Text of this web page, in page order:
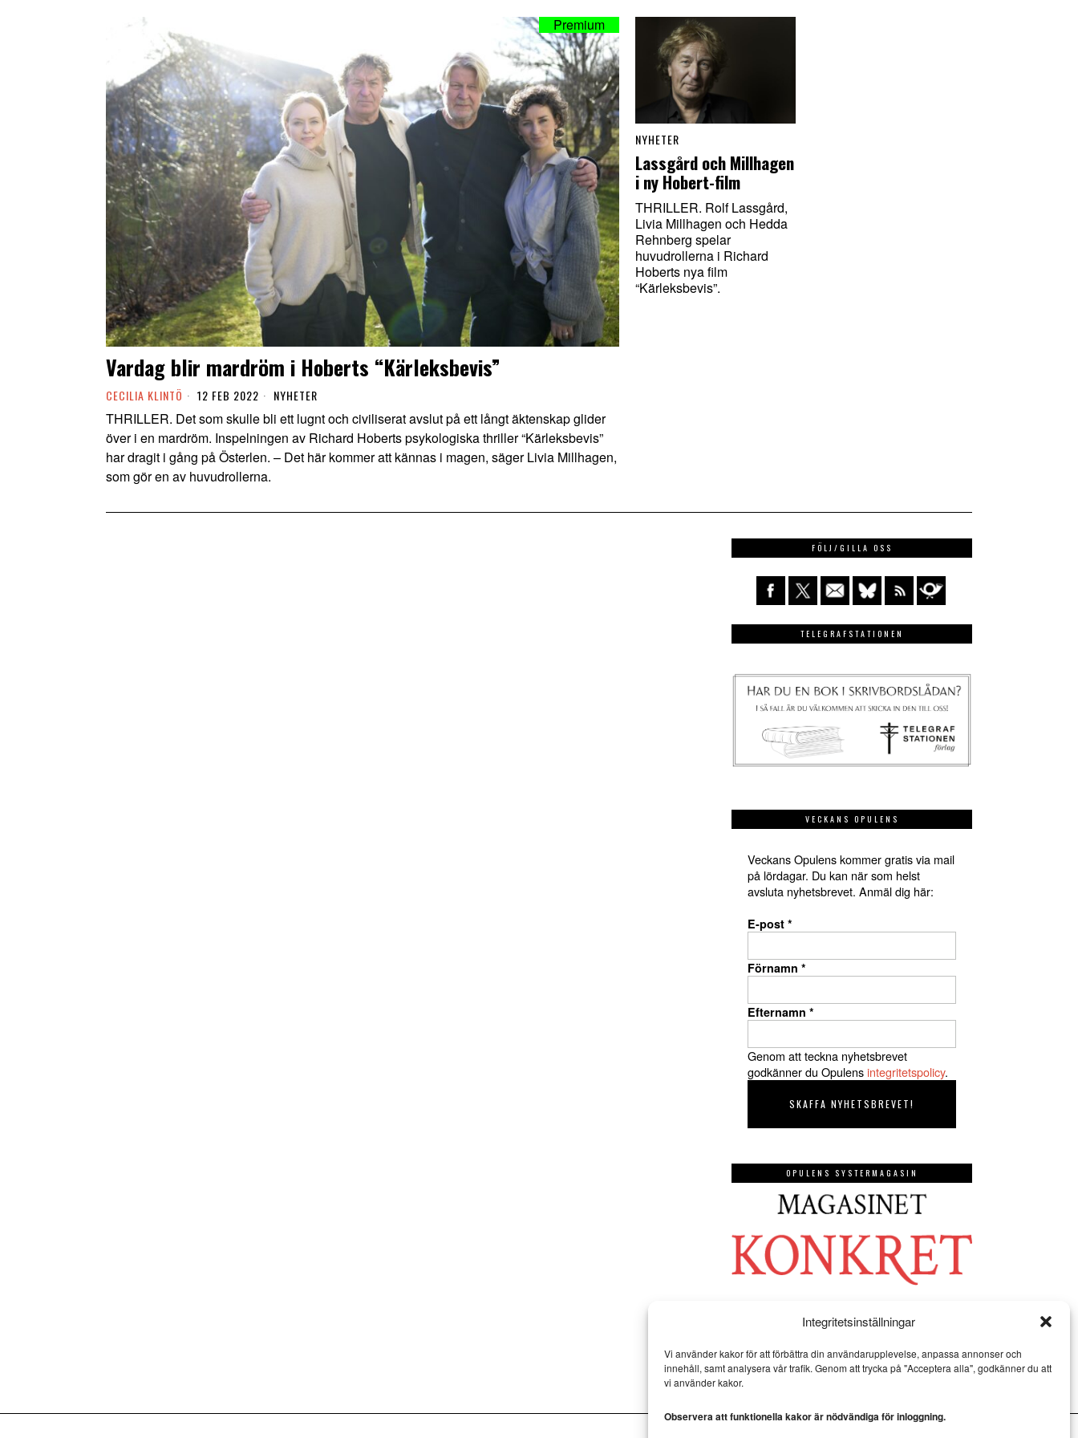
Integritetsinställningar
Vi använder kakor för att förbättra din användarupplevelse, anpassa annonser och
innehåll, samt analysera vår trafik. Genom att trycka på "Acceptera alla", godkänner du att
vi använder kakor.
Observera att funktionella kakor är nödvändiga för inloggning.
Vardag blir mardröm i Hoberts “Kärleksbevis”
CECILIA KLINTÖ 12 FEB 2022 NYHETER
THRILLER. Det som skulle bli ett lugnt och civiliserat avslut på ett långt äktenskap glider
över i en mardröm. Inspelningen av Richard Hoberts psykologiska thriller “Kärleksbevis”
har dragit i gång på Österlen. – Det här kommer att kännas i magen, säger Livia Millhagen,
som gör en av huvudrollerna.
NYHETER
Lassgård och Millhagen
i ny Hobert-film
THRILLER. Rolf Lassgård,
Livia Millhagen och Hedda
Rehnberg spelar
huvudrollerna i Richard
Hoberts nya film
“Kärleksbevis”.
FÖLJ/GILLA OSS
TELEGRAFSTATIONEN
VECKANS OPULENS
Veckans Opulens kommer gratis via mail
på lördagar. Du kan när som helst
avsluta nyhetsbrevet. Anmäl dig här:
E-post *
Förnamn *
Efternamn *
Genom att teckna nyhetsbrevet
godkänner du Opulensintegritetspolicy.
OPULENS SYSTERMAGASIN